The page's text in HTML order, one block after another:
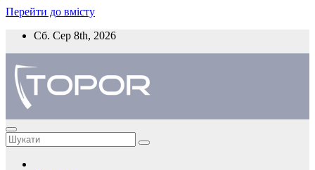
Перейти до вмісту
Сб. Сер 8th, 2026